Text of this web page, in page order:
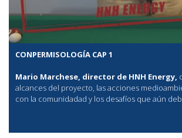
CONPERMISOLOGÍA CAP 1
Mario Marchese, director de HNH Energy,
alcances del proyecto, las acciones
con la comunidadad y los desafíos que aún